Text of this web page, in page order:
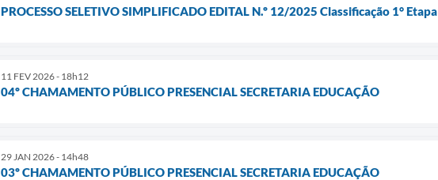
PROCESSO SELETIVO SIMPLIFICADO EDITAL N.º 12/2025 Classificação 1° Etapa
11 FEV 2026 - 18h12
04º CHAMAMENTO PÚBLICO PRESENCIAL SECRETARIA EDUCAÇÃO
29 JAN 2026 - 14h48
03º CHAMAMENTO PÚBLICO PRESENCIAL SECRETARIA EDUCAÇÃO